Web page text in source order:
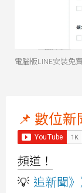
電腦版LINE安裝免
📌 數位新
頻道！
💡 追新聞